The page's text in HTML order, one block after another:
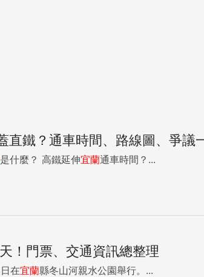
直鐵？通車時間、路線圖、爭議
是什麼？ 高鐵延伸宜蘭通車時間？...
！門票、交通資訊總整理
在宜蘭縣冬山河親水公園舉行。...